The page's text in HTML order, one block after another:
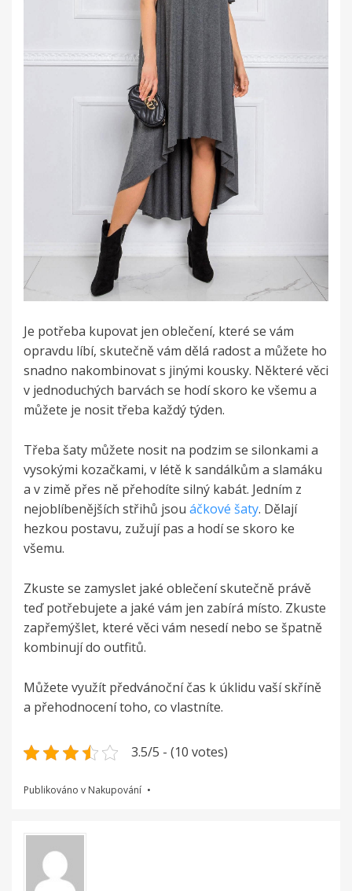
Je potřeba kupovat jen oblečení, které se vám
opravdu líbí, skutečně vám dělá radost a můžete ho
snadno nakombinovat s jinými kousky. Některé věci
v jednoduchých barvách se hodí skoro ke všemu a
můžete je nosit třeba každý týden.
Třeba šaty můžete nosit na podzim se silonkami a
vysokými kozačkami, v létě k sandálkům a slamáku
a v zimě přes ně přehodíte silný kabát. Jedním z
nejoblíbenějších střihů jsou áčkové šaty. Dělají
hezkou postavu, zužují pas a hodí se skoro ke
všemu.
Zkuste se zamyslet jaké oblečení skutečně právě
teď potřebujete a jaké vám jen zabírá místo. Zkuste
zapřemýšlet, které věci vám nesedí nebo se špatně
kombinují do outfitů.
Můžete využít předvánoční čas k úklidu vaší skříně
a přehodnocení toho, co vlastníte.
3.5/5 - (10 votes)
Publikováno v Nakupování